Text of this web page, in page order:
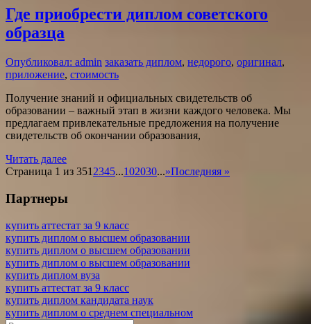
Где приобрести диплом советского
образца
Опубликовал: admin заказать диплом, недорого, оригинал,
приложение, стоимость
Получение знаний и официальных свидетельств об
образовании – важный этап в жизни каждого человека. Мы
предлагаем привлекательные предложения на получение
свидетельств об окончании образования,
Читать далее
Страница 1 из 351 2345...102030...»Последняя »
Партнеры
купить аттестат за 9 класс
купить диплом о высшем образовании
купить диплом о высшем образовании
купить диплом о высшем образовании
купить диплом вуза
купить аттестат за 9 класс
купить диплом кандидата наук
купить диплом о среднем специальном